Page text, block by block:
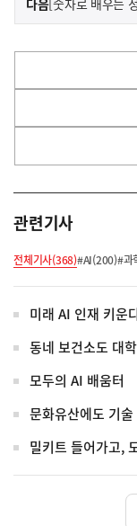
전
다
음
다음
사
[숫자로 배우는
관련기사
전체기사(368)#AI(200)#과
미래 AI 인재 키운
동네 보건소도 대
모두의 AI 배움터
문화유산에도 기
밀키트 들어가고,